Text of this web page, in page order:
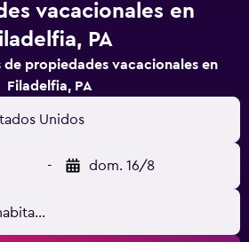
vacacionales en
PA
propiedades vacacionales en
Filadelfia, PA
Unidos
- dom. 16/8